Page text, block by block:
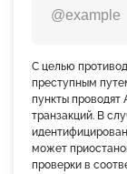
С целью
преступным
пункты проводят
транзакций. В
может
проверки в